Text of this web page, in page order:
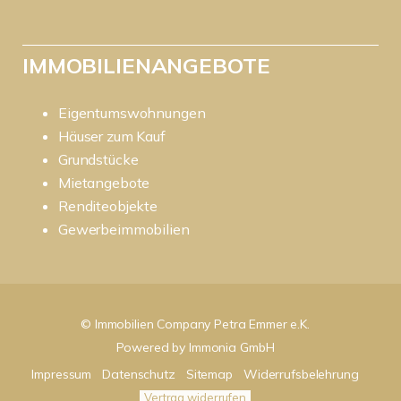
IMMOBILIENANGEBOTE
Eigentumswohnungen
Häuser zum Kauf
Grundstücke
Mietangebote
Renditeobjekte
Gewerbeimmobilien
© Immobilien Company Petra Emmer e.K.
Powered by Immonia GmbH
Impressum
Datenschutz Sitemap Widerrufsbelehrung
Vertrag widerrufen